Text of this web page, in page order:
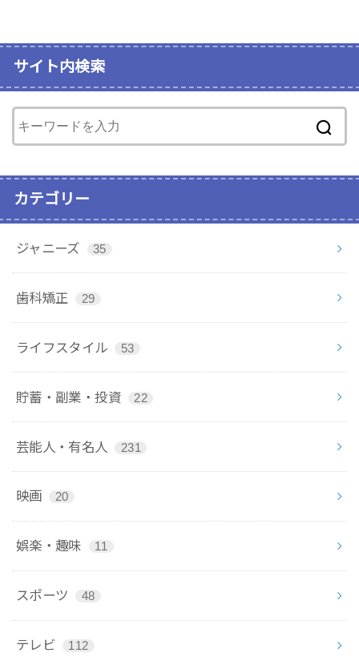
サイト内検索
カテゴリー
ジャニーズ 35
歯科矯正 29
ライフスタイル 53
貯蓄・副業・投資 22
芸能人・有名人 231
映画 20
娯楽・趣味 11
スポーツ 48
テレビ 112